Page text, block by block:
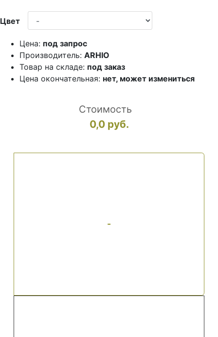
Цвет
Цена: под запрос
Производитель: ARHIO
Товар на складе: под заказ
Цена окончательная: нет, может измениться
Стоимость
0,0 руб.
-